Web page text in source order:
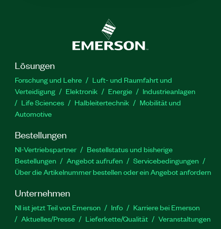
Lösungen
Forschung und Lehre
Luft- und Raumfahrt und
Verteidigung
Elektronik Energie
Industrieanlagen
Life Sciences
Halbleitertechnik
Mobilität und
Automotive
Bestellungen
NI-Vertriebspartner
Bestellstatus und bisherige
Bestellungen
Angebot aufrufen
Servicebedingungen
Über die Artikelnummer bestellen oder ein Angebot anfordern
Unternehmen
NI ist jetzt Teil von Emerson Info
Karriere bei Emerson
Aktuelles/Presse
Lieferkette/Qualität Veranstaltungen